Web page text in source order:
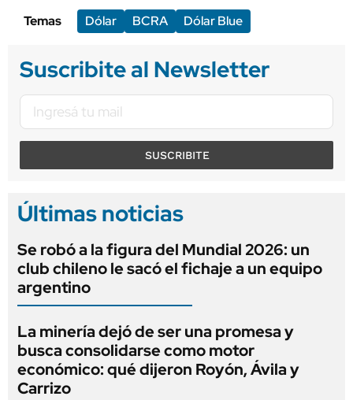
Temas
Dólar BCRA Dólar Blue
Suscribite al Newsletter
SUSCRIBITE
Últimas noticias
Se robó a la figura del Mundial 2026: un
club chileno le sacó el fichaje a un equipo
argentino
La minería dejó de ser una promesa y
busca consolidarse como motor
económico: qué dijeron Royón, Ávila y
Carrizo